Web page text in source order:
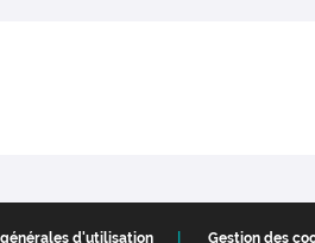
d'utilisation Gestion des